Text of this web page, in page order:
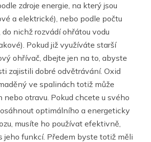
zdroje energie, na který jsou
a elektrické), nebo podle počtu
nichž rozvádí ohřátou vodu
Pokud již využíváte starší
ohřívač, dbejte jen na to, abyste
zajistili dobré odvětrávání. Oxid
ve spalinách totiž může
nebo otravu. Pokud chcete u svého
optimálního a energeticky
musíte ho používat efektivně,
jeho funkcí. Předem byste totiž měli